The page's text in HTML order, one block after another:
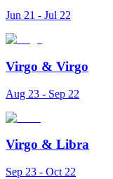
Jun 21 - Jul 22
Virgo & Virgo
Aug 23 - Sep 22
Virgo & Libra
Sep 23 - Oct 22